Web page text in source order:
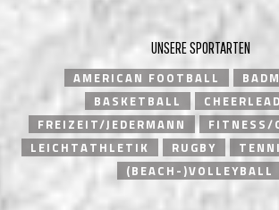
UNSERE SPORTARTEN
AMERICAN FOOTBALL
BASKETBALL
FREIZEIT/JEDERMANN
FITNESS/
LEICHTATHLETIK
RUGBY
(BEACH-)VOLLEYBALL